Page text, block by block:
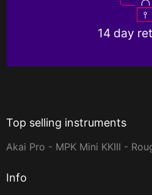
14 day
Top selling instruments
Akai Pro - MPK Mini KKIII -
Info